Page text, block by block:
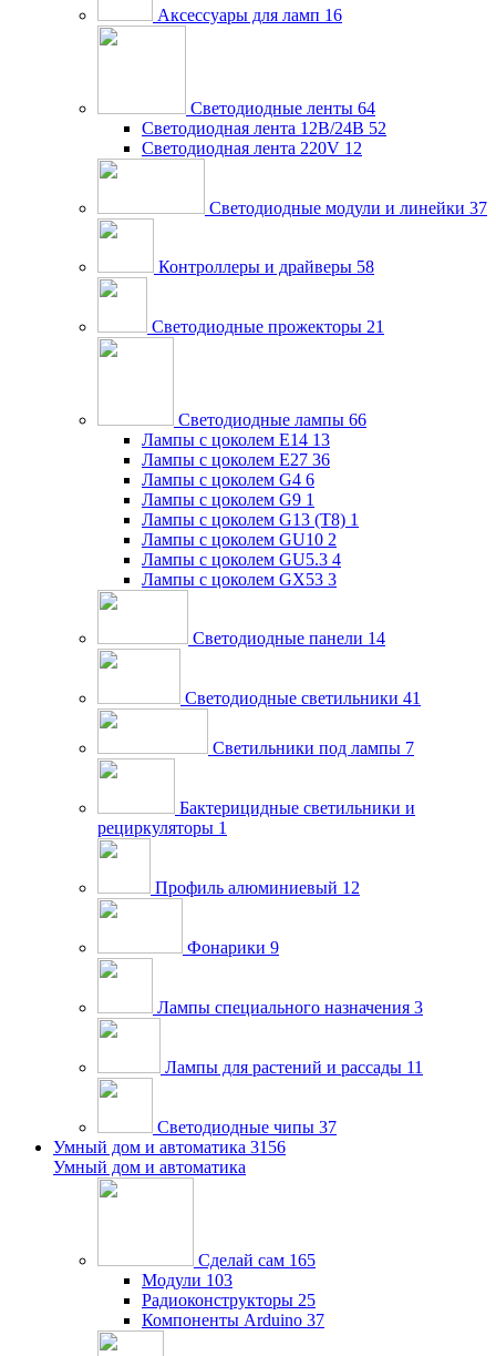
Аксессуары для ламп 16
Светодиодные ленты 64
Светодиодная лента 12В/24В 52
Светодиодная лента 220V 12
Светодиодные модули и линейки 37
Контроллеры и драйверы 58
Светодиодные прожекторы 21
Светодиодные лампы 66
Лампы с цоколем E14 13
Лампы с цоколем E27 36
Лампы с цоколем G4 6
Лампы с цоколем G9 1
Лампы с цоколем G13 (Т8) 1
Лампы с цоколем GU10 2
Лампы с цоколем GU5.3 4
Лампы с цоколем GX53 3
Светодиодные панели 14
Светодиодные светильники 41
Светильники под лампы 7
Бактерицидные светильники и
рециркуляторы 1
Профиль алюминиевый 12
Фонарики 9
Лампы специального назначения 3
Лампы для растений и рассады 11
Светодиодные чипы 37
Умный дом и автоматика 3156
Умный дом и автоматика
Сделай сам 165
Модули 103
Радиоконструкторы 25
Компоненты Arduino 37